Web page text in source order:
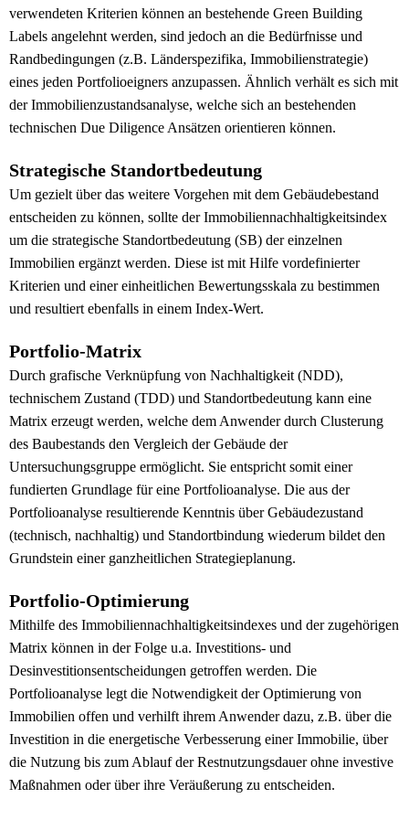
verwendeten Kriterien können an bestehende Green Building
Labels angelehnt werden, sind jedoch an die Bedürfnisse und
Randbedingungen (z.B. Länderspezifika, Immobilienstrategie)
eines jeden Portfolioeigners anzupassen. Ähnlich verhält es sich mit
der Immobilienzustandsanalyse, welche sich an bestehenden
technischen Due Diligence Ansätzen orientieren können.
Strategische Standortbedeutung
Um gezielt über das weitere Vorgehen mit dem Gebäudebestand
entscheiden zu können, sollte der Immobiliennachhaltigkeitsindex
um die strategische Standortbedeutung (SB) der einzelnen
Immobilien ergänzt werden. Diese ist mit Hilfe vordefinierter
Kriterien und einer einheitlichen Bewertungsskala zu bestimmen
und resultiert ebenfalls in einem Index-Wert.
Portfolio-Matrix
Durch grafische Verknüpfung von Nachhaltigkeit (NDD),
technischem Zustand (TDD) und Standortbedeutung kann eine
Matrix erzeugt werden, welche dem Anwender durch Clusterung
des Baubestands den Vergleich der Gebäude der
Untersuchungsgruppe ermöglicht. Sie entspricht somit einer
fundierten Grundlage für eine Portfolioanalyse. Die aus der
Portfolioanalyse resultierende Kenntnis über Gebäudezustand
(technisch, nachhaltig) und Standortbindung wiederum bildet den
Grundstein einer ganzheitlichen Strategieplanung.
Portfolio-Optimierung
Mithilfe des Immobiliennachhaltigkeitsindexes und der zugehörigen
Matrix können in der Folge u.a. Investitions- und
Desinvestitionsentscheidungen getroffen werden. Die
Portfolioanalyse legt die Notwendigkeit der Optimierung von
Immobilien offen und verhilft ihrem Anwender dazu, z.B. über die
Investition in die energetische Verbesserung einer Immobilie, über
die Nutzung bis zum Ablauf der Restnutzungsdauer ohne investive
Maßnahmen oder über ihre Veräußerung zu entscheiden.